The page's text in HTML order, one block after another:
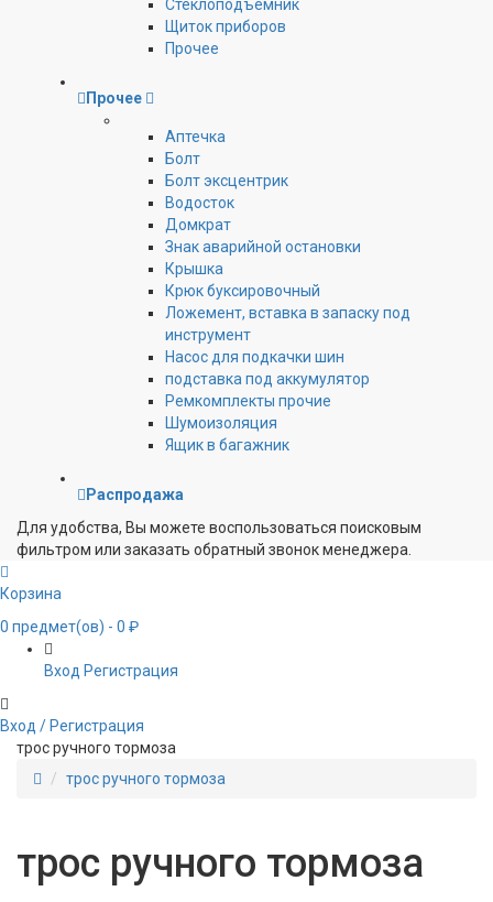
Стеклоподъемник
Щиток приборов
Прочее
Прочее
Аптечка
Болт
Болт эксцентрик
Водосток
Домкрат
Знак аварийной остановки
Крышка
Крюк буксировочный
Ложемент, вставка в запаску под
инструмент
Насос для подкачки шин
подставка под аккумулятор
Ремкомплекты прочие
Шумоизоляция
Ящик в багажник
Распродажа
Для удобства, Вы можете воспользоваться поисковым
фильтром или заказать обратный звонок менеджера.
Корзина
0 предмет(ов) - 0 ₽
Вход Регистрация
Вход / Регистрация
трос ручного тормоза
трос ручного тормоза
трос ручного тормоза